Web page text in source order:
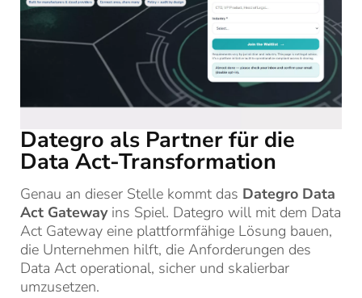
Dategro als Partner für die
Data Act-Transformation
Genau an dieser Stelle kommt das Dategro Data
Act Gatewayins Spiel. Dategro will mit dem Data
Act Gateway eine plattformfähige Lösung bauen,
die Unternehmen hilft, die Anforderungen des
Data Act operational, sicher und skalierbar
umzusetzen.